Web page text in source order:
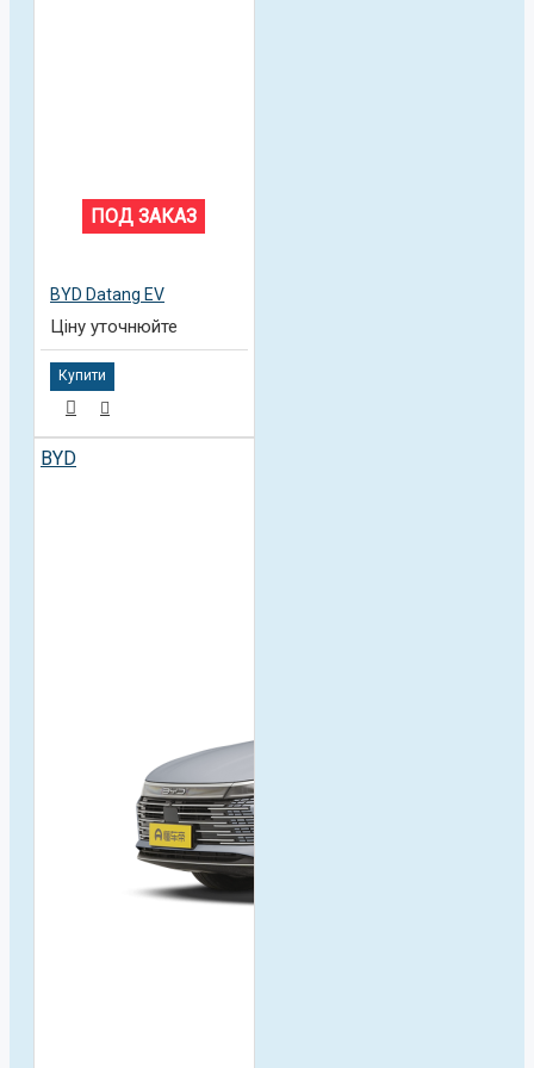
ПОД ЗАКАЗ
BYD Datang EV
Ціну уточнюйте
Купити
BYD